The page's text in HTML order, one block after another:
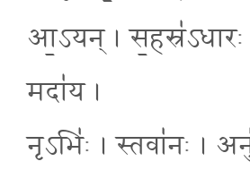
आ॒ऽयन् । स॒हस्र॑ऽधारः
मदा॑य ।
नृऽभिः॑ । स्तवा॑नः ।